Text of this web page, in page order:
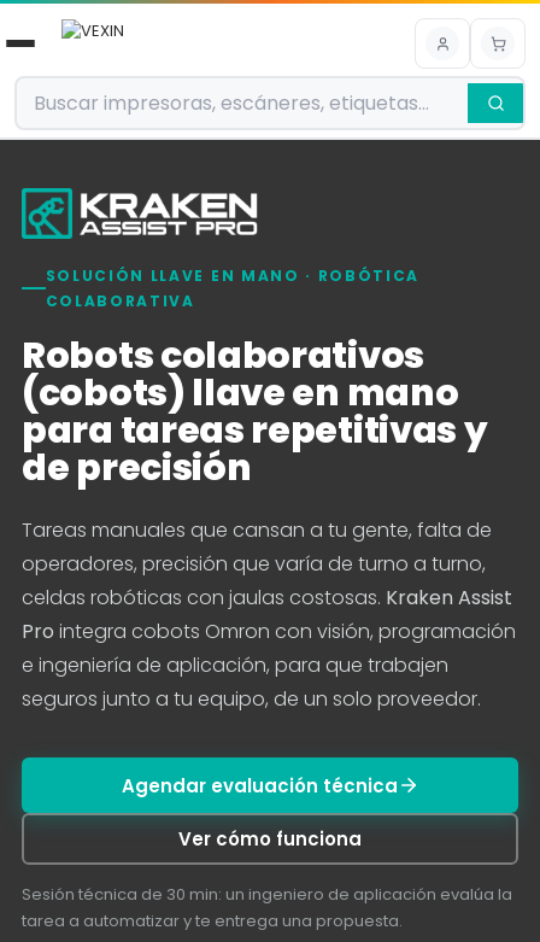
Ir al contenido
SOLUCIÓN LLAVE EN MANO · ROBÓTICA
COLABORATIVA
Robots colaborativos
(cobots) llave en mano
para tareas repetitivas y
de precisión
Tareas manuales que cansan a tu gente, falta de
operadores, precisión que varía de turno a turno,
celdas robóticas con jaulas costosas. Kraken Assist
Pro integra cobots Omron con visión, programación
e ingeniería de aplicación, para que trabajen
seguros junto a tu equipo, de un solo proveedor.
Agendar evaluación técnica
Ver cómo funciona
Sesión técnica de 30 min: un ingeniero de aplicación evalúa la
tarea a automatizar y te entrega una propuesta.